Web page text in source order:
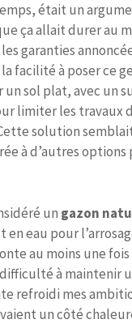
était un
ça allait durer au
garanties
facilité à poser ce
sol plat, avec un
limiter les travaux
solution
à d’autres options
un gazon
en eau pour
au moins une fois
à maintenir
refroidi mes
un côté